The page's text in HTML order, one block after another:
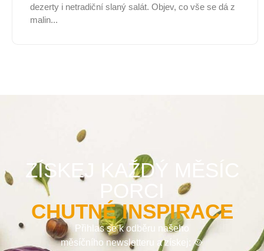
dezerty i netradiční slaný salát. Objev, co vše se dá z
malin...
ZÍSKEJ KAŽDÝ MĚSÍC
CHUTNÉ INSPIRACE
Přihlas se k odběru našeho
měsíčního newsletteru a získej: 🥘